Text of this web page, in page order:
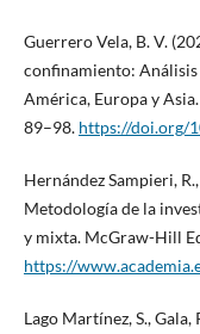
Guerrero Vela, B. V.
confinamiento: Análisis
América, Europa y
89–98. https://doi.org/
Hernández Sampieri,
Metodología de la
y mixta. McGraw-Hill
https://
Lago Martínez, S., Gala,